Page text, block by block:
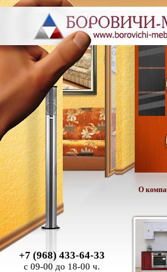
О
+7 (968) 433-64-33
с 09-00 до 18-00 ч.